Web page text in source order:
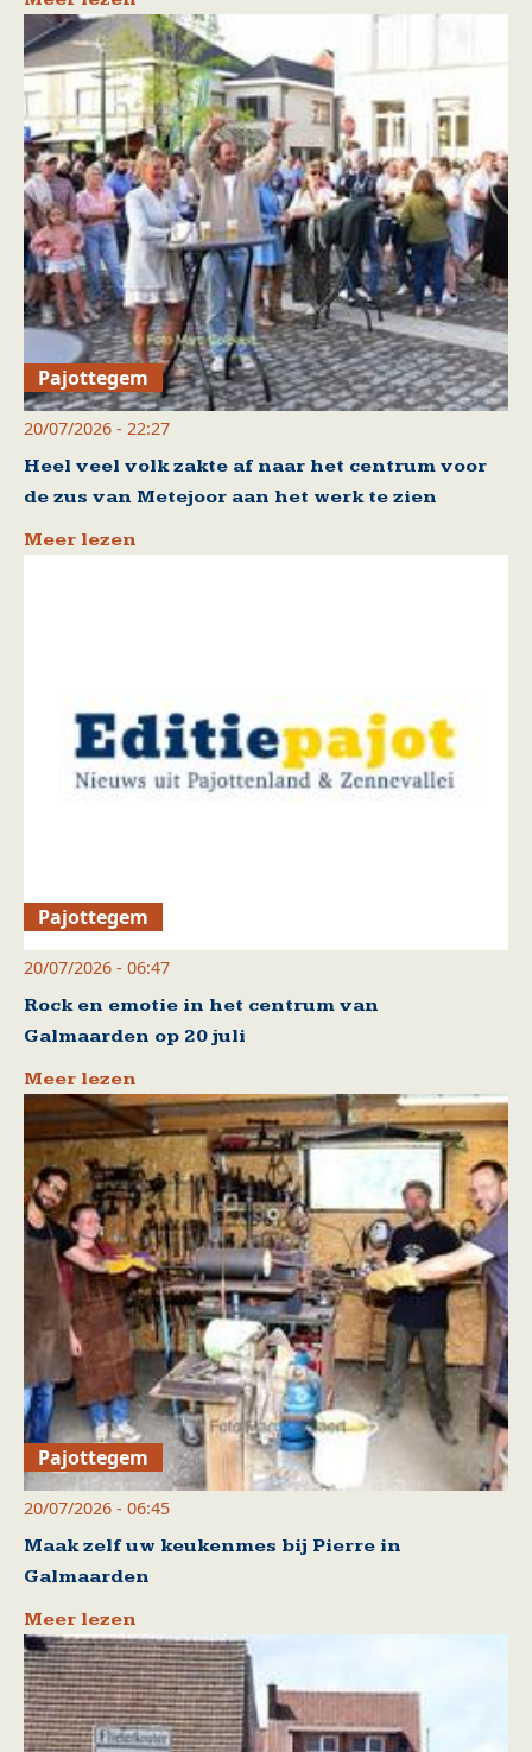
Pajottegem
20/07/2026 - 22:27
Heel veel volk zakte af naar het centrum voor
de zus van Metejoor aan het werk te zien
Meer lezen
Pajottegem
20/07/2026 - 06:47
Rock en emotie in het centrum van
Galmaarden op 20 juli
Meer lezen
Pajottegem
20/07/2026 - 06:45
Maak zelf uw keukenmes bij Pierre in
Galmaarden
Meer lezen